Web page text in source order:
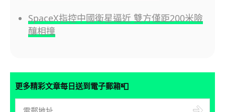
SpaceX指控中國衛星逼近 雙方僅距200米險
釀相撞
更多精彩文章每日送到電子郵箱📮